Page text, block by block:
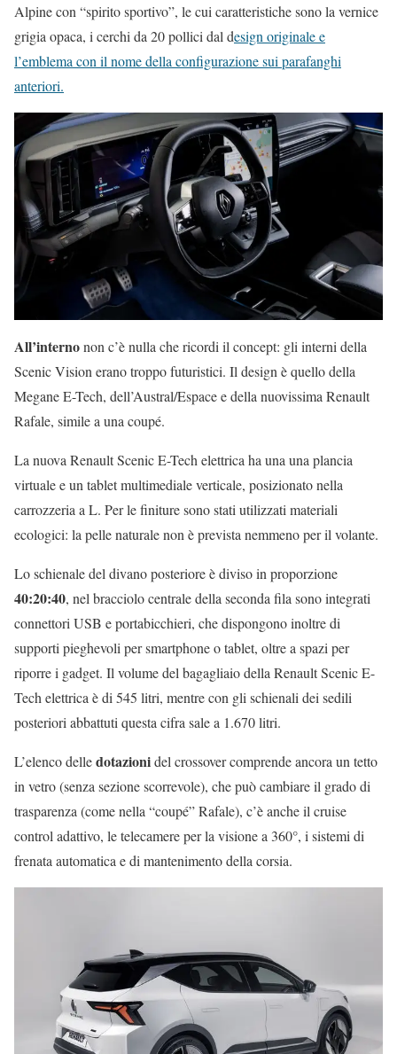
Alpine con “spirito sportivo”, le cui caratteristiche sono la vernice
grigia opaca, i cerchi da 20 pollici dal design originale e
l’emblema con il nome della configurazione sui parafanghi
anteriori.
All’internonon c’è nulla che ricordi il concept: gli interni della
Scenic Vision erano troppo futuristici. Il design è quello della
Megane E-Tech, dell’Austral/Espace e della nuovissima Renault
Rafale, simile a una coupé.
La nuova Renault Scenic E-Tech elettrica ha una una plancia
virtuale e un tablet multimediale verticale, posizionato nella
carrozzeria a L. Per le finiture sono stati utilizzati materiali
ecologici: la pelle naturale non è prevista nemmeno per il volante.
Lo schienale del divano posteriore è diviso in proporzione
40:20:40, nel bracciolo centrale della seconda fila sono integrati
connettori USB e portabicchieri, che dispongono inoltre di
supporti pieghevoli per smartphone o tablet, oltre a spazi per
riporre i gadget. Il volume del bagagliaio della Renault Scenic E-
Tech elettrica è di 545 litri, mentre con gli schienali dei sedili
posteriori abbattuti questa cifra sale a 1.670 litri.
L’elenco delledotazionidel crossover comprende ancora un tetto
in vetro (senza sezione scorrevole), che può cambiare il grado di
trasparenza (come nella “coupé” Rafale), c’è anche il cruise
control adattivo, le telecamere per la visione a 360°, i sistemi di
frenata automatica e di mantenimento della corsia.